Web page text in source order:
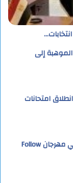
إلى
امتحانات
رسميا..فيلم المنير ينافس في مهرجان Follow